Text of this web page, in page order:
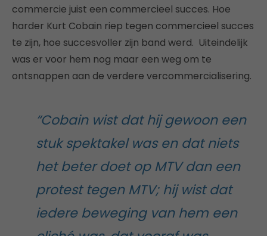
commercie juist een commercieel succes. Hoe
harder Kurt Cobain riep tegen commercieel succes
te zijn, hoe succesvoller zijn band werd. Uiteindelijk
was er voor hem nog maar een weg om te
ontsnappen aan de verdere vercommercialisering.
“Cobain wist dat hij gewoon een
stuk spektakel was en dat niets
het beter doet op MTV dan een
protest tegen MTV; hij wist dat
iedere beweging van hem een